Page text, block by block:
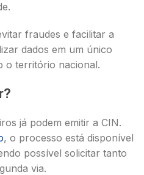
fraudes e facilitar a
dados em um único
o território nacional.
já podem emitir a CIN.
, o processo está disponível
possível solicitar tanto
via.